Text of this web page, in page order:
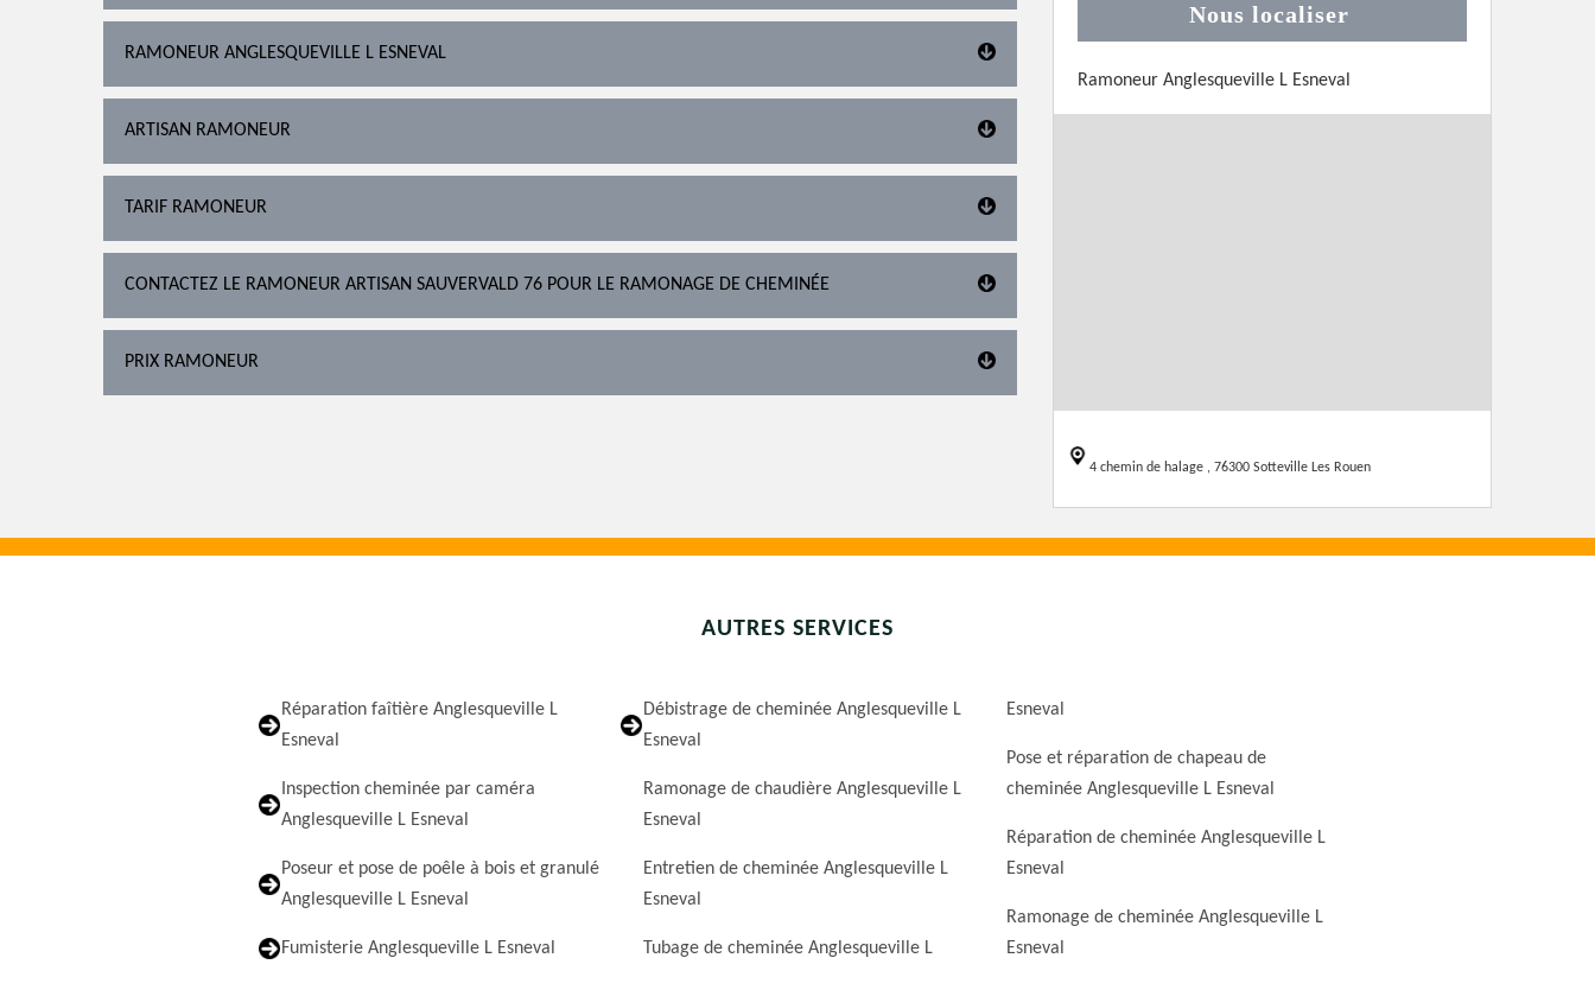
RAMONEUR ANGLESQUEVILLE L ESNEVAL
ARTISAN RAMONEUR
TARIF RAMONEUR
CONTACTEZ LE RAMONEUR ARTISAN SAUVERVALD 76 POUR LE RAMONAGE DE CHEMINÉE
PRIX RAMONEUR
Nous localiser
Ramoneur Anglesqueville L Esneval
4 chemin de halage , 76300 Sotteville Les Rouen
AUTRES SERVICES
Réparation faîtière Anglesqueville L
Esneval
Inspection cheminée par caméra
Anglesqueville L Esneval
Poseur et pose de poêle à bois et granulé
Anglesqueville L Esneval
Fumisterie Anglesqueville L Esneval
Débistrage de cheminée Anglesqueville L
Esneval
Ramonage de chaudière Anglesqueville L
Esneval
Entretien de cheminée Anglesqueville L
Esneval
Tubage de cheminée Anglesqueville L
Esneval
Pose et réparation de chapeau de
cheminée Anglesqueville L Esneval
Réparation de cheminée Anglesqueville L
Esneval
Ramonage de cheminée Anglesqueville L
Esneval